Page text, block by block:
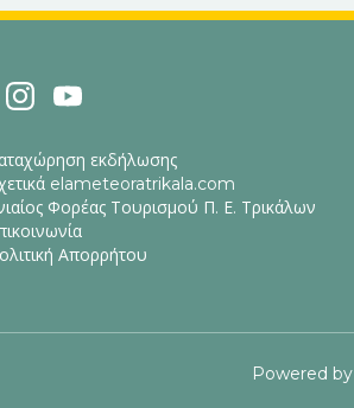
εκδήλωσης
elameteoratrikala.com
Φορέας Τουρισμού Π. Ε. Τρικάλων
Απορρήτου
Powered by